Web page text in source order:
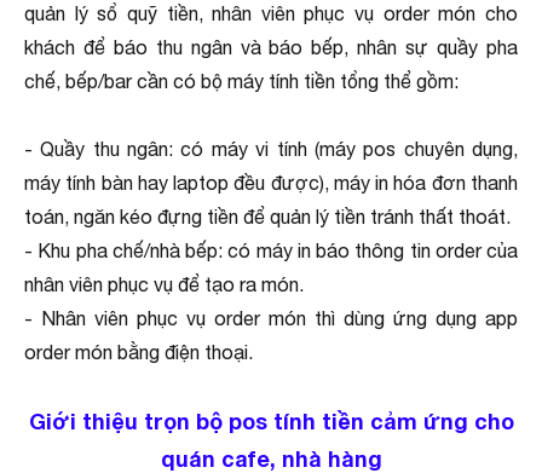
quản lý sổ quỹ tiền, nhân viên phục vụ order món cho
khách để báo thu ngân và báo bếp, nhân sự quầy pha
chế, bếp/bar cần có bộ máy tính tiền tổng thể gồm:
- Quầy thu ngân: có máy vi tính (máy pos chuyên dụng,
máy tính bàn hay laptop đều được), máy in hóa đơn thanh
toán, ngăn kéo đựng tiền để quản lý tiền tránh thất thoát.
- Khu pha chế/nhà bếp: có máy in báo thông tin order của
nhân viên phục vụ để tạo ra món.
- Nhân viên phục vụ order món thì dùng ứng dụng app
order món bằng điện thoại.
Giới thiệu trọn bộ pos tính tiền cảm ứng cho
quán cafe, nhà hàng